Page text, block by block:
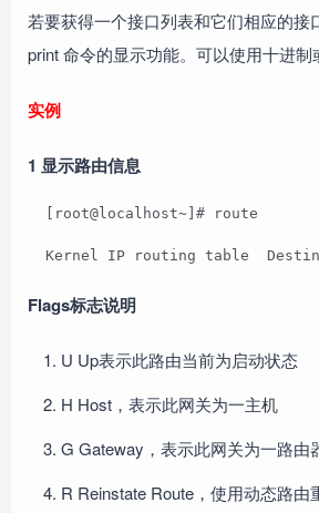
若要获得一个接口列表和它们相应的接
print 命令的显示功能。可以使用十进制
实例
1 显示路由信息
  [root@localhost~]# route
Kernel IP routing table
Flags标志说明
U Up表示此路由当前为启动状态
H Host，表示此网关为一主机
G Gateway，表示此网关为一路由
R Reinstate Route，使用动态路由